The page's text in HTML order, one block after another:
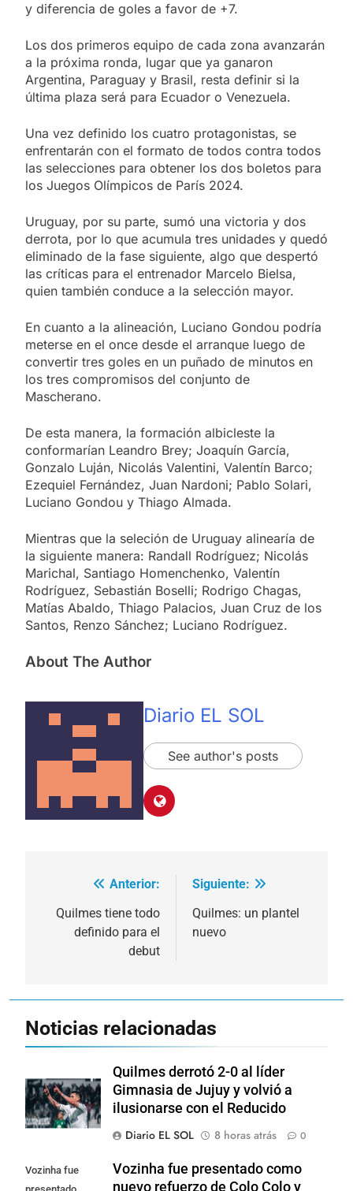
y diferencia de goles a favor de +7.
Los dos primeros equipo de cada zona avanzarán
a la próxima ronda, lugar que ya ganaron
Argentina, Paraguay y Brasil, resta definir si la
última plaza será para Ecuador o Venezuela.
Una vez definido los cuatro protagonistas, se
enfrentarán con el formato de todos contra todos
las selecciones para obtener los dos boletos para
los Juegos Olímpicos de París 2024.
Uruguay, por su parte, sumó una victoria y dos
derrota, por lo que acumula tres unidades y quedó
eliminado de la fase siguiente, algo que despertó
las críticas para el entrenador Marcelo Bielsa,
quien también conduce a la selección mayor.
En cuanto a la alineación, Luciano Gondou podría
meterse en el once desde el arranque luego de
convertir tres goles en un puñado de minutos en
los tres compromisos del conjunto de
Mascherano.
De esta manera, la formación albicleste la
conformarían Leandro Brey; Joaquín García,
Gonzalo Luján, Nicolás Valentini, Valentín Barco;
Ezequiel Fernández, Juan Nardoni; Pablo Solari,
Luciano Gondou y Thiago Almada.
Mientras que la seleción de Uruguay alinearía de
la siguiente manera: Randall Rodríguez; Nicolás
Marichal, Santiago Homenchenko, Valentín
Rodríguez, Sebastián Boselli; Rodrigo Chagas,
Matías Abaldo, Thiago Palacios, Juan Cruz de los
Santos, Renzo Sánchez; Luciano Rodríguez.
About The Author
Diario EL SOL
See author's posts
Navegación
de
Anterior:
Quilmes tiene todo
definido para el
debut
Siguiente:
Quilmes: un plantel
nuevo
Noticias relacionadas
Quilmes derrotó 2-0 al líder
Gimnasia de Jujuy y volvió a
ilusionarse con el Reducido
Diario EL SOL
8 horas atrás 0
Vozinha fue
Vozinha fue presentado como
nuevo refuerzo de Colo Colo y